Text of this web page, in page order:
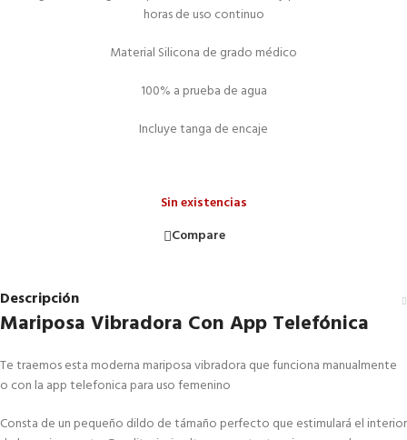
horas de uso continuo
Material Silicona de grado médico
100% a prueba de agua
Incluye tanga de encaje
Sin existencias
Compare
Descripción
Mariposa Vibradora Con App Telefónica
Te traemos esta moderna mariposa vibradora que funciona manualmente
o con la app telefonica para uso femenino
Consta de un pequeño dildo de támaño perfecto que estimulará el interior